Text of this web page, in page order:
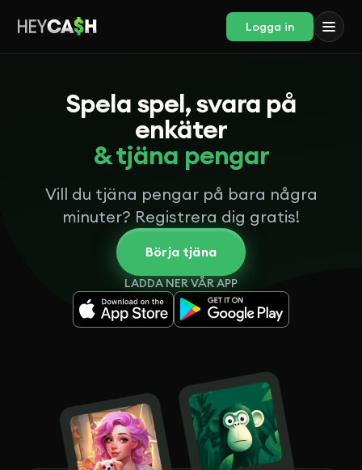
Logga in
Spela spel, svara på
enkäter
& tjäna pengar
Vill du tjäna pengar på bara några
minuter? Registrera dig gratis!
Börja tjäna
LADDA NER VÅR APP